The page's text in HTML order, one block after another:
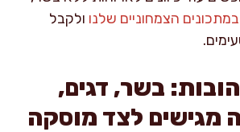
במתכונים הצמחוניים שלנו ולקבל
בשר, דגים,
מגישים לצד מוסקה